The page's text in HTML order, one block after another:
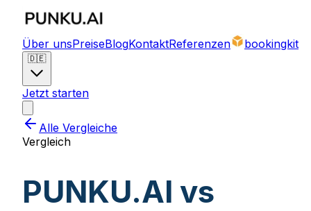
Über unsPreiseBlogKontaktReferenzen bookingkit
🇩🇪
Jetzt starten
Alle Vergleiche
Vergleich
PUNKU.AI vs